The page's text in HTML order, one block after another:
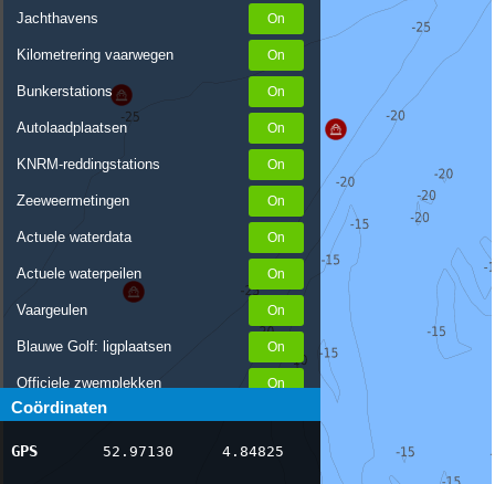
Jachthavens
Kilometrering vaarwegen
Bunkerstations
Autolaadplaatsen
KNRM-reddingstations
Zeeweermetingen
Actuele waterdata
Actuele waterpeilen
Vaargeulen
Blauwe Golf: ligplaatsen
Officiele zwemplekken
Stremmingen/hinder
AIS scheepsposities
Coördinaten
GPS 52.97130 4.84825